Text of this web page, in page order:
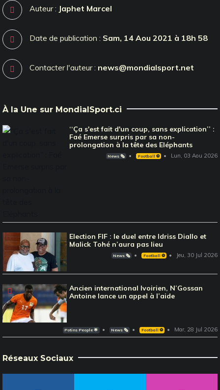
Auteur : Japhet Marcel
Date de publication : Sam, 14 Aou 2021 à 18h 58
Contacter l'auteur : news@mondialsport.net
À la Une sur MondialSport.ci
‘‘Ça s'est fait d'un coup, sans explication’’ :
Faé Emerse surpris par sa non-
prolongation à la tête des Eléphants
News 🗞️ Football ⚽️ Lun, 03 Aou 2026
Election FIF : le duel entre Idriss Diallo et
Malick Tohé n’aura pas lieu
News 🗞️ Football ⚽️ Jeu, 30 Jul 2026
Ancien international Ivoirien, N’Gossan
Antoine lance un appel à l’aide
Potins People 🌟 News 🗞️ Football ⚽️ Mar, 28 Jul 2026
Réseaux Sociaux